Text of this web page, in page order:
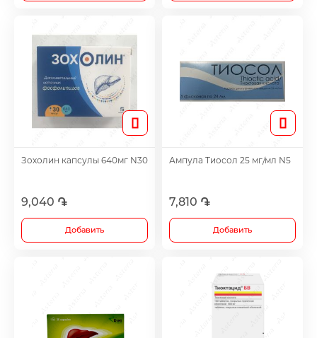
Лечение акне
Метаболические препараты
Противоопухолевые препараты
Лекарства от ожирения
Травы и настойки
Метаболизм препаратов для лечения
Таблетки для женщин
Зoхолин капсулы 640мг N30
9,040 ֏
Добавить
Ампула Тиосол 25 мг/мл N5
7,810 ֏
Добавить